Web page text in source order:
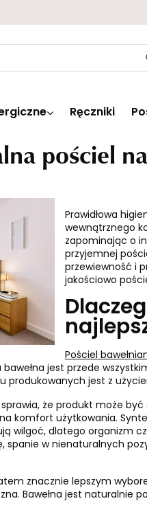
Ręczniki
pościel
Prawidłowa
wewnątrznego
zapominając o
przyjemnej
przewiewność i
jakościowo
Pościel
jest przede
produkowanych jest z
że produkt może
komfort użytkowania.
wilgoć, dlatego organizm
spanie w nienaturalnych
znacznie lepszym
Bawełna jest naturalnie